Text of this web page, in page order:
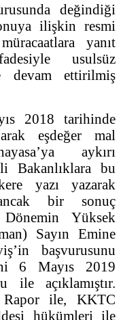
değindiği
ilişkin resmi
yanıt
usulsüz
devam ettirilmiş
2018 tarihinde
eşdeğer mal
aykırı
Bakanlıklara bu
yazı yazarak
bir sonuç
Yüksek
Sayın Emine
başvurusunu
6 Mayıs 2019
ile açıklamıştır.
Rapor ile, KKTC
hükümleri ile